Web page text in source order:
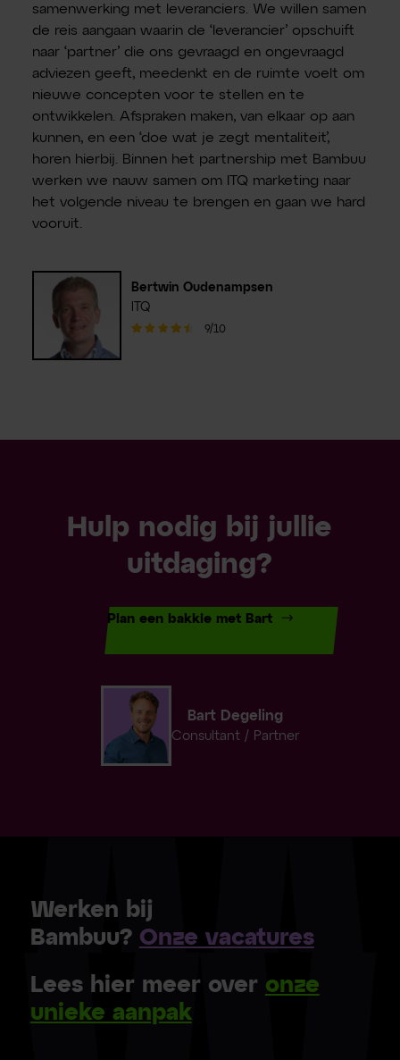
samenwerking met leveranciers. We willen samen
de reis aangaan waarin de ‘leverancier’ opschuift
naar ‘partner’ die ons gevraagd en ongevraagd
adviezen geeft, meedenkt en de ruimte voelt om
nieuwe concepten voor te stellen en te
ontwikkelen. Afspraken maken, van elkaar op aan
kunnen, en een ‘doe wat je zegt mentaliteit’,
horen hierbij. Binnen het partnership met Bambuu
werken we nauw samen om ITQ marketing naar
het volgende niveau te brengen en gaan we hard
vooruit.
Bertwin Oudenampsen
ITQ
9/10
Hulp nodig bij jullie
uitdaging?
Plan een bakkie met Bart
Bart Degeling
Consultant / Partner
Werken bij
Bambuu? Onze vacatures
Lees hier meer over onze
unieke aanpak